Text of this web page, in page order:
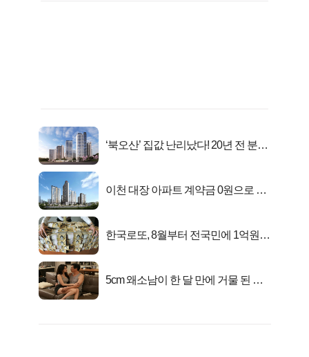
‘북오산’ 집값 난리났다! 20년 전 분양
이천 대장 아파트 계약금 0원으로 내
한국로또, 8월부터 전국민에 1억원씩
5cm 왜소남이 한 달 만에 거물 된 사